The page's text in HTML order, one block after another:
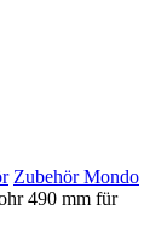
Zubehör Mondo
490 mm für